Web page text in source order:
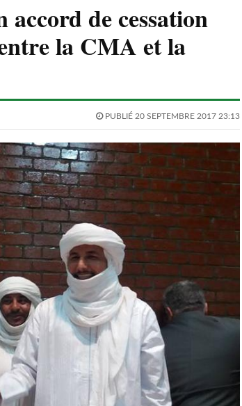
de cessation
la CMA et la
PUBLIÉ 20 SEPTEMBRE 2017 23:13